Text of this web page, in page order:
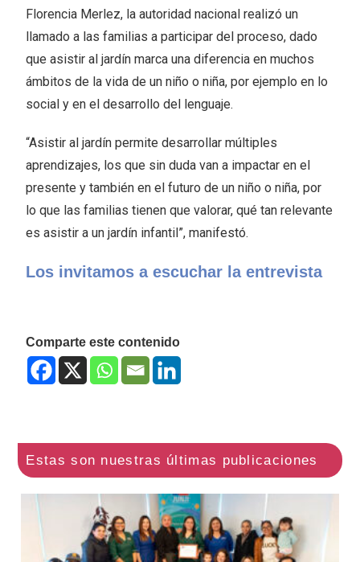
Florencia Merlez, la autoridad nacional realizó un
llamado a las familias a participar del proceso, dado
que asistir al jardín marca una diferencia en muchos
ámbitos de la vida de un niño o niña, por ejemplo en lo
social y en el desarrollo del lenguaje.
“Asistir al jardín permite desarrollar múltiples
aprendizajes, los que sin duda van a impactar en el
presente y también en el futuro de un niño o niña, por
lo que las familias tienen que valorar, qué tan relevante
es asistir a un jardín infantil”, manifestó.
Los invitamos a escuchar la entrevista
Comparte este contenido